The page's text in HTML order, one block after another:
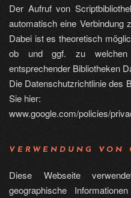
Der Aufruf von
automatisch eine Verbindung
Dabei ist es theoretisch
ob und ggf. zu welchen
entsprechender Bibliotheken
Die Datenschutzrichtlinie des
Sie hier:
www.google.com/policies/
VERWENDUNG VON
Diese Webseite
geographische